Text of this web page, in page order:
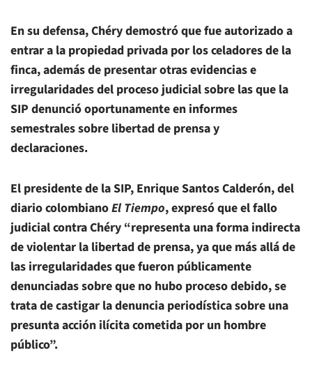
En su defensa, Chéry demostró que fue autorizado a
entrar a la propiedad privada por los celadores de la
finca, además de presentar otras evidencias e
irregularidades del proceso judicial sobre las que la
SIP denunció oportunamente en informes
semestrales sobre libertad de prensa y
declaraciones.
El presidente de la SIP, Enrique Santos Calderón, del
diario colombianoEl Tiempo, expresó que el fallo
judicial contra Chéry “representa una forma indirecta
de violentar la libertad de prensa, ya que más allá de
las irregularidades que fueron públicamente
denunciadas sobre que no hubo proceso debido, se
trata de castigar la denuncia periodística sobre una
presunta acción ilícita cometida por un hombre
público”.